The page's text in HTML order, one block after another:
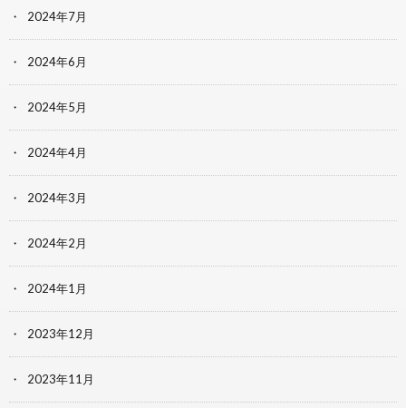
2024年7月
2024年6月
2024年5月
2024年4月
2024年3月
2024年2月
2024年1月
2023年12月
2023年11月